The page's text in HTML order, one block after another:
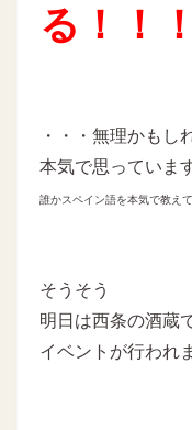
る！！！
・・・無理かもし
本気で思っていま
誰かスペイン語を本気で教え
そうそう
明日は西条の酒蔵
イベントが行われ